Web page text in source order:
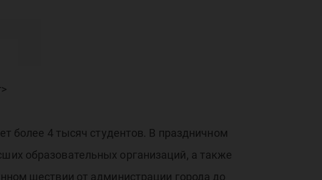
более 4 тысяч студентов. В праздничном
образовательных организаций, а также
шествии от администрации города до